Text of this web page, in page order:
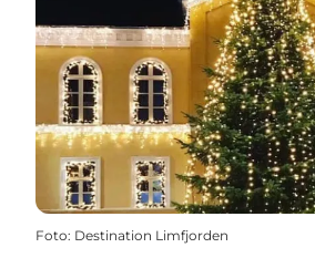
Foto: Destination Limfjorden